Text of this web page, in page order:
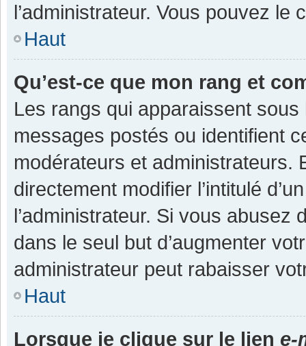
l’administrateur. Vous pouvez
Haut
Qu’est-ce que mon rang et
Les rangs qui apparaissent
messages postés ou identifient
modérateurs et administrateurs.
directement modifier l’intitulé
l’administrateur. Si vous
dans le seul but d’augmenter
administrateur peut rabaisser
Haut
Lorsque je clique sur le lien e-